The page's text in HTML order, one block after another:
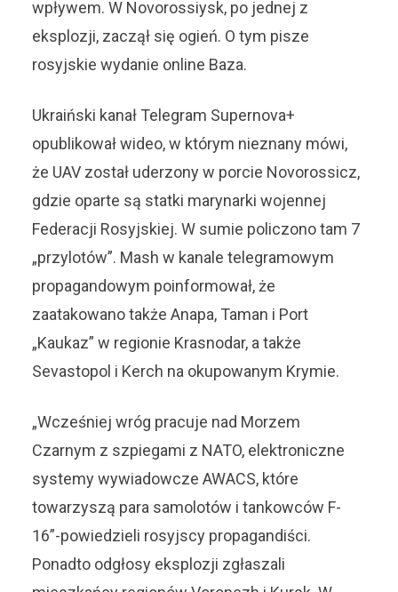
wpływem. W Novorossiysk, po jednej z
eksplozji, zaczął się ogień. O tym pisze
rosyjskie wydanie online Baza.
Ukraiński kanał Telegram Supernova+
opublikował wideo, w którym nieznany mówi,
że UAV został uderzony w porcie Novorossicz,
gdzie oparte są statki marynarki wojennej
Federacji Rosyjskiej. W sumie policzono tam 7
„przylotów”. Mash w kanale telegramowym
propagandowym poinformował, że
zaatakowano także Anapa, Taman i Port
„Kaukaz” w regionie Krasnodar, a także
Sevastopol i Kerch na okupowanym Krymie.
„Wcześniej wróg pracuje nad Morzem
Czarnym z szpiegami z NATO, elektroniczne
systemy wywiadowcze AWACS, które
towarzyszą para samolotów i tankowców F-
16”-powiedzieli rosyjscy propagandiści.
Ponadto odgłosy eksplozji zgłaszali